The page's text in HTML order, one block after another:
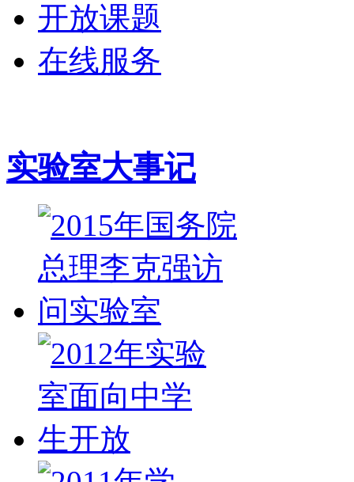
开放课题
在线服务
实验室大事记